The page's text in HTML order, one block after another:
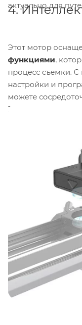
актуально для
4.
Этот мотор
функциями,
процесс съемки.
настройки и
можете
Zeapon возьмет на